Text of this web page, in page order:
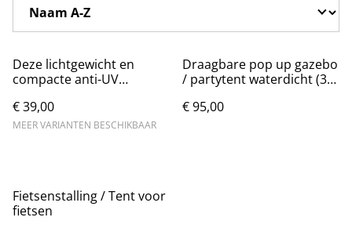
Deze lichtgewicht en
compacte anti-UV
is ideaal voor
kampeerders
€ 39,00
MEER VARIANTEN BESCHIKBAAR
Draagbare pop up gazebo
/ partytent waterdicht (3
€ 95,00
Fietsenstalling / Tent voor
fietsen